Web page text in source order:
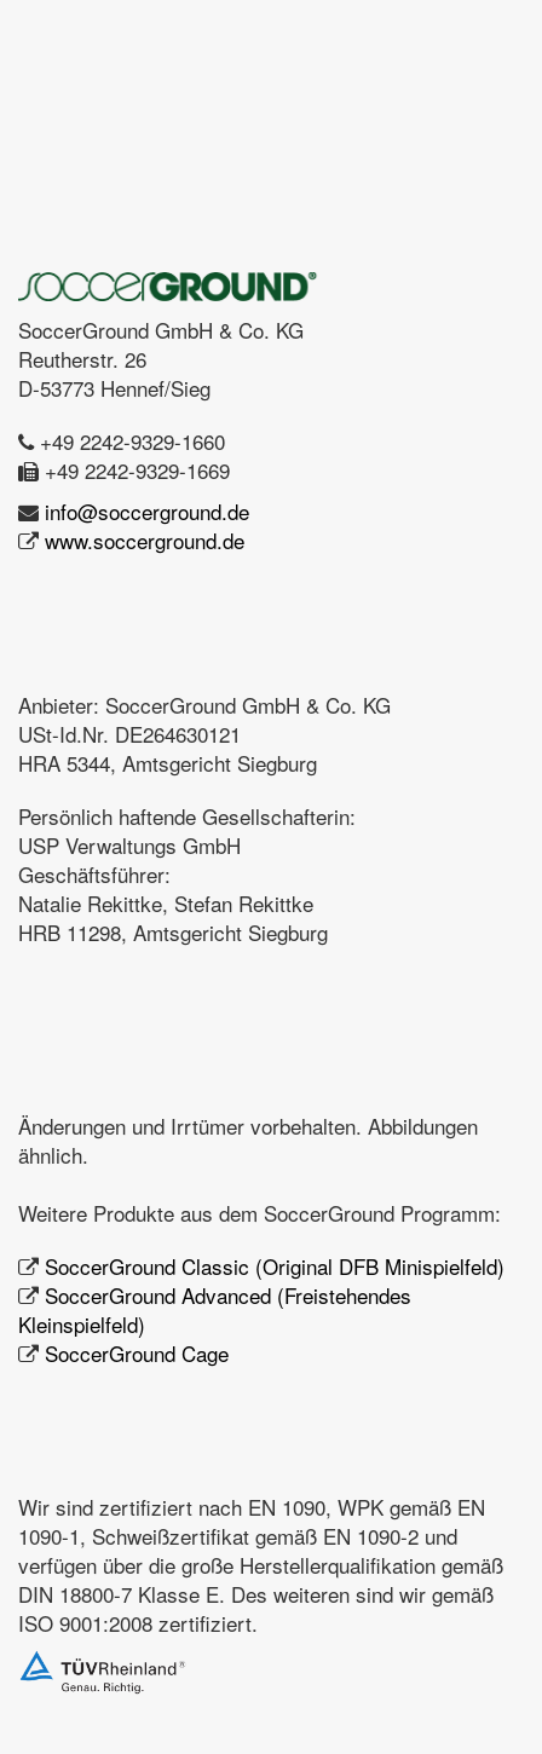
SoccerGround GmbH & Co. KG
Reutherstr. 26
D-53773 Hennef/Sieg
+49 2242-9329-1660
+49 2242-9329-1669
info@soccerground.de
www.soccerground.de
Anbieter: SoccerGround GmbH & Co. KG
USt-Id.Nr. DE264630121
HRA 5344, Amtsgericht Siegburg
Persönlich haftende Gesellschafterin:
USP Verwaltungs GmbH
Geschäftsführer:
Natalie Rekittke, Stefan Rekittke
HRB 11298, Amtsgericht Siegburg
Änderungen und Irrtümer vorbehalten. Abbildungen
ähnlich.
Weitere Produkte aus dem SoccerGround Programm:
SoccerGround Classic (Original DFB Minispielfeld)
SoccerGround Advanced (Freistehendes
Kleinspielfeld)
SoccerGround Cage
Wir sind zertifiziert nach EN 1090, WPK gemäß EN
1090-1, Schweißzertifikat gemäß EN 1090-2 und
verfügen über die große Herstellerqualifikation gemäß
DIN 18800-7 Klasse E. Des weiteren sind wir gemäß
ISO 9001:2008 zertifiziert.